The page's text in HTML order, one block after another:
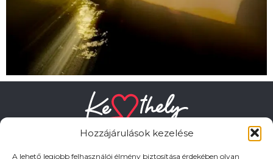
Hozzájárulások kezelése
A lehető legjobb felhasználói élmény biztosítása érdekében olyan